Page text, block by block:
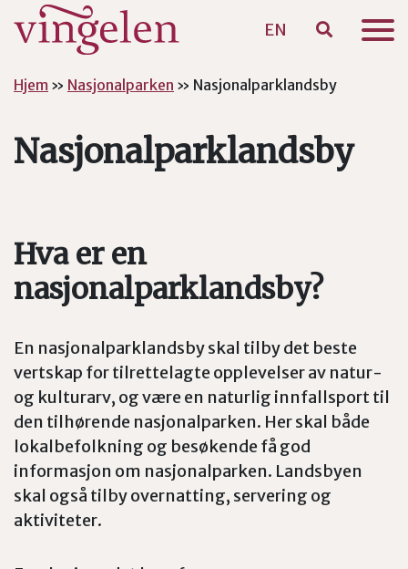
EN
Hjem » Nasjonalparken » Nasjonalparklandsby
Nasjonalparklandsby
Hva er en
nasjonalparklandsby?
En nasjonalparklandsby skal tilby det beste
vertskap for tilrettelagte opplevelser av natur-
og kulturarv, og være en naturlig innfallsport til
den tilhørende nasjonalparken. Her skal både
lokalbefolkning og besøkende få god
informasjon om nasjonalparken. Landsbyen
skal også tilby overnatting, servering og
aktiviteter.